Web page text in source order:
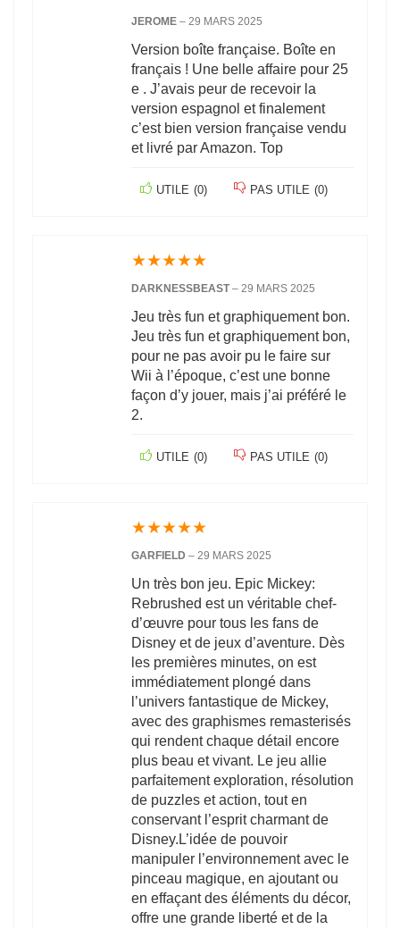
JEROME – 29 MARS 2025
Version boîte française. Boîte en
français ! Une belle affaire pour 25
e . J’avais peur de recevoir la
version espagnol et finalement
c’est bien version française vendu
et livré par Amazon. Top
UTILE (0) PAS UTILE (0)
★★★★★
DARKNESSBEAST– 29 MARS 2025
Jeu très fun et graphiquement bon.
Jeu très fun et graphiquement bon,
pour ne pas avoir pu le faire sur
Wii à l’époque, c’est une bonne
façon d’y jouer, mais j’ai préféré le
2.
UTILE (0) PAS UTILE (0)
★★★★★
GARFIELD – 29 MARS 2025
Un très bon jeu. Epic Mickey:
Rebrushed est un véritable chef-
d’œuvre pour tous les fans de
Disney et de jeux d’aventure. Dès
les premières minutes, on est
immédiatement plongé dans
l’univers fantastique de Mickey,
avec des graphismes remasterisés
qui rendent chaque détail encore
plus beau et vivant. Le jeu allie
parfaitement exploration, résolution
de puzzles et action, tout en
conservant l’esprit charmant de
Disney.L’idée de pouvoir
manipuler l’environnement avec le
pinceau magique, en ajoutant ou
en effaçant des éléments du décor,
offre une grande liberté et de la